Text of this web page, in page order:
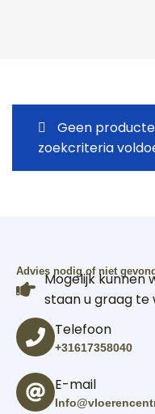
Geen
zoekcriteria
Advies nodig of niet
Mogelijk kunnen
staan u graag te
Telefoon
+31617358040
E-mail